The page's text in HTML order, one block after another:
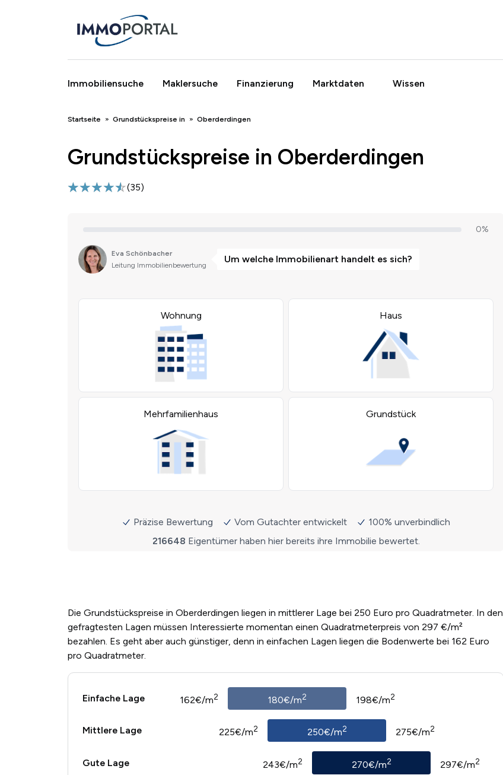
Immobiliensuche Maklersuche Finanzierung Marktdaten Wissen
Breadcrumb
Startseite Grundstückspreise in Oberderdingen
Grundstückspreise in Oberderdingen
(35)
Die Grundstückspreise in Oberderdingen liegen in mittlerer Lage bei 250 Euro pro Quadratmeter. In den
gefragtesten Lagen müssen Interessierte momentan einen Quadratmeterpreis von 297 €/m²
bezahlen. Es geht aber auch günstiger, denn in einfachen Lagen liegen die Bodenwerte bei 162 Euro
pro Quadratmeter.
Einfache Lage 162€/m2 180€/m2 198€/m2
Mittlere Lage 225€/m2 250€/m2 275€/m2
Gute Lage 243€/m2 270€/m2 297€/m2